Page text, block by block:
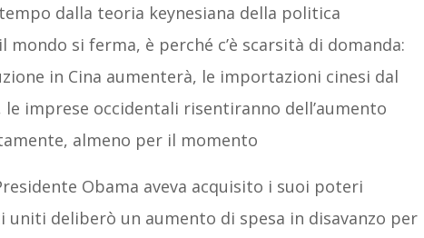
dalla teoria keynesiana della politica
mondo si ferma, è perché c’è scarsità di domanda:
in Cina aumenterà, le importazioni cinesi dal
imprese occidentali risentiranno dell’aumento
almeno per il momento
Obama aveva acquisito i suoi poteri
uniti deliberò un aumento di spesa in disavanzo per